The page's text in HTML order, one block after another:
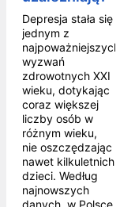
Depresja stała się
jednym z
najpoważniejszych
wyzwań
zdrowotnych XXI
wieku, dotykając
coraz większej
liczby osób w
różnym wieku,
nie oszczędzając
nawet kilkuletnich
dzieci. Według
najnowszych